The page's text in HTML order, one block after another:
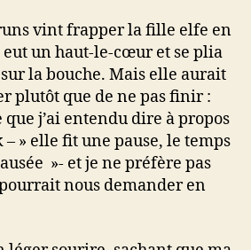
vint frapper la fille elfe en
un haut-le-cœur et se plia
la bouche. Mais elle aurait
plutôt que de ne pas finir :
que j’ai entendu dire à propos
– » elle fit une pause, le temps
»- et je ne préfère pas
nous demander en